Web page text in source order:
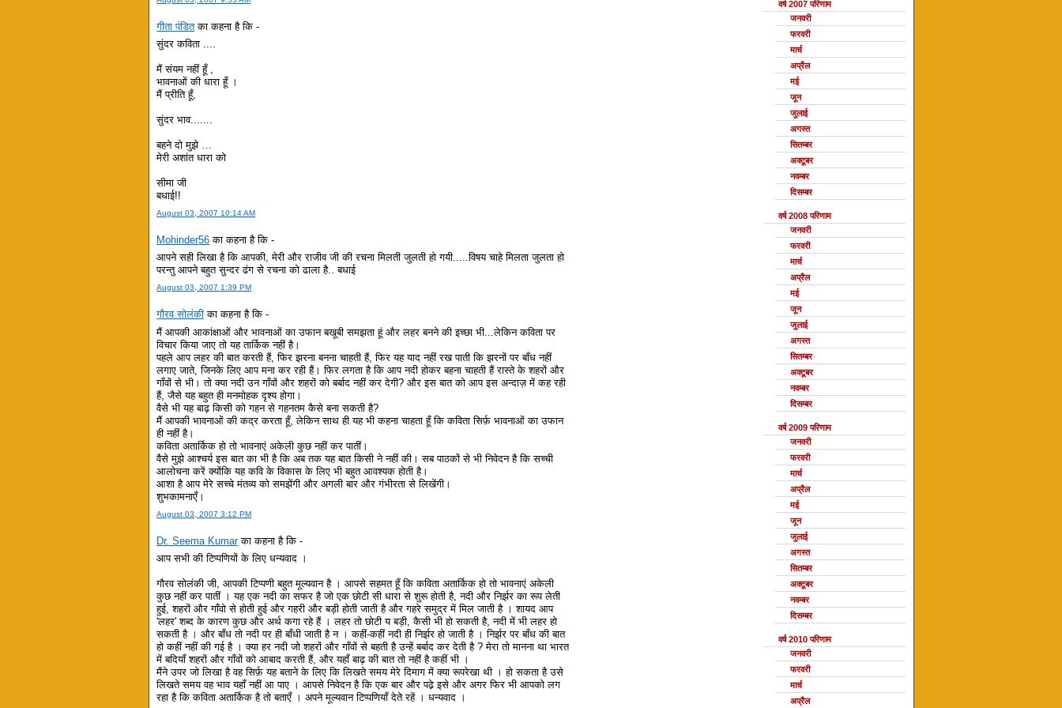
गीता पंडितका कहना है कि -
सुंदर कविता ....
मैं संयम नहीं हूँ ,
भावनाओं की धारा हूँ ।
मैं प्रीति हूँ,
सुंदर भाव.......
बहने दो मुझे …
मेरी अशांत धारा को
सीमा जी
बधाई!!
August 03, 2007 10:14 AM
Mohinder56 का कहना है कि -
आपने सही लिखा है कि आपकी, मेरी और राजीव जी की रचना मिलती जुलती हो गयी.....विषय चाहे मिलता जुलता हो
परन्तु आपने बहुत सुन्दर ढंग से रचना को ढाला है.. बधाई
August 03, 2007 1:39 PM
गौरव सोलंकी का कहना है कि -
मैं आपकी आकांक्षाओं और भावनाओं का उफान बखूबी समझता हूं और लहर बनने की इच्छा भी...लेकिन कविता पर
विचार किया जाए तो यह तार्किक नहीं है।
पहले आप लहर की बात करती हैं, फिर झरना बनना चाहती हैं, फिर यह याद नहीं रख पाती कि झरनों पर बाँध नहीं
लगाए जाते, जिनके लिए आप मना कर रही हैं। फिर लगता है कि आप नदी होकर बहना चाहती हैं रास्ते के शहरों और
गाँवों से भी। तो क्या नदी उन गाँवों और शहरों को बर्बाद नहीं कर देगी? और इस बात को आप इस अन्दाज़ में कह रही
हैं, जैसे यह बहुत ही मनमोहक दृश्य होगा।
वैसे भी यह बाढ़ किसी को गहन से गहनतम कैसे बना सकती है?
मैं आपकी भावनाओं की कद्र करता हूँ, लेकिन साथ ही यह भी कहना चाहता हूँ कि कविता सिर्फ़ भावनाओं का उफान
ही नहीं है।
कविता अतार्किक हो तो भावनाएं अकेली कुछ नहीं कर पातीं।
वैसे मुझे आश्चर्य इस बात का भी है कि अब तक यह बात किसी ने नहीं की। सब पाठकों से भी निवेदन है कि सच्ची
आलोचना करें क्योंकि यह कवि के विकास के लिए भी बहुत आवश्यक होती है।
आशा है आप मेरे सच्चे मंतव्य को समझेंगी और अगली बार और गंभीरता से लिखेंगी।
शुभकामनाएँ।
August 03, 2007 3:12 PM
Dr. Seema Kumarका कहना है कि -
आप सभी की टिप्पणियों के लिए धन्यवाद ।
गौरव सोलंकी जी, आपकी टिप्पणी बहुत मूल्यवान है । आपसे सहमत हूँ कि कविता अतार्किक हो तो भावनाएं अकेली
कुछ नहीं कर पातीं । यह एक नदी का सफर है जो एक छोटी सी धारा से शुरू होती है, नदी और निर्झर का रूप लेती
हुई, शहरों और गाँवो से होती हुई और गहरी और बड़ी होती जाती है और गहरे समुद्र में मिल जाती है । शायद आप
'लहर' शब्द के कारण कुछ और अर्थ कगा रहे हैं । लहर तो छोटी य बड़ी, कैसी भी हो सकती है, नदी में भी लहर हो
सकती है । और बाँध तो नदी पर ही बाँधी जाती है न । कहीं-कहीं नदी ही निर्झर हो जाती है । निर्झर पर बाँध की बात
हो कहीं नहीं की गई है । क्या हर नदी जो शहरों और गाँवों से बहती है उन्हें बर्बाद कर देती है ? मेरा तो मानना था भारत
में बदियाँ शहरों और गाँवों को आबाद करती हैं, और यहाँ बाढ़ की बात तो नहीं है कहीं भी ।
मैंने उपर जो लिखा है वह सिर्फ़ यह बताने के लिए कि लिखते समय मेरे दिमाग में क्या रूपरेखा थी । हो सकता है उसे
लिखते समय वह भाव यहाँ नहीं आ पाए । आपसे निवेदन है कि एक बार और पढे़ इसे और अगर फिर भी आपको लग
रहा है कि कविता अतार्किक है तो बताएँ । अपने मूल्यवान टिप्पणियाँ देते रहें । धन्यवाद ।
वर्ष 2007 परिणाम
जनवरी
फरवरी
मार्च
अप्रैल
मई
जून
जुलाई
अगस्त
सितम्बर
अक्टूबर
नवम्बर
दिसम्बर
वर्ष 2008 परिणाम
जनवरी
फरवरी
मार्च
अप्रैल
मई
जून
जुलाई
अगस्त
सितम्बर
अक्टूबर
नवम्बर
दिसम्बर
वर्ष 2009 परिणाम
जनवरी
फरवरी
मार्च
अप्रैल
मई
जून
जुलाई
अगस्त
सितम्बर
अक्टूबर
नवम्बर
दिसम्बर
वर्ष 2010 परिणाम
जनवरी
फरवरी
मार्च
अप्रैल